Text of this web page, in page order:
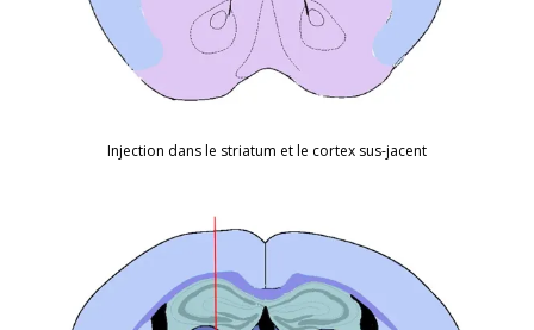
Injection dans le striatum et le cortex sus-jacent